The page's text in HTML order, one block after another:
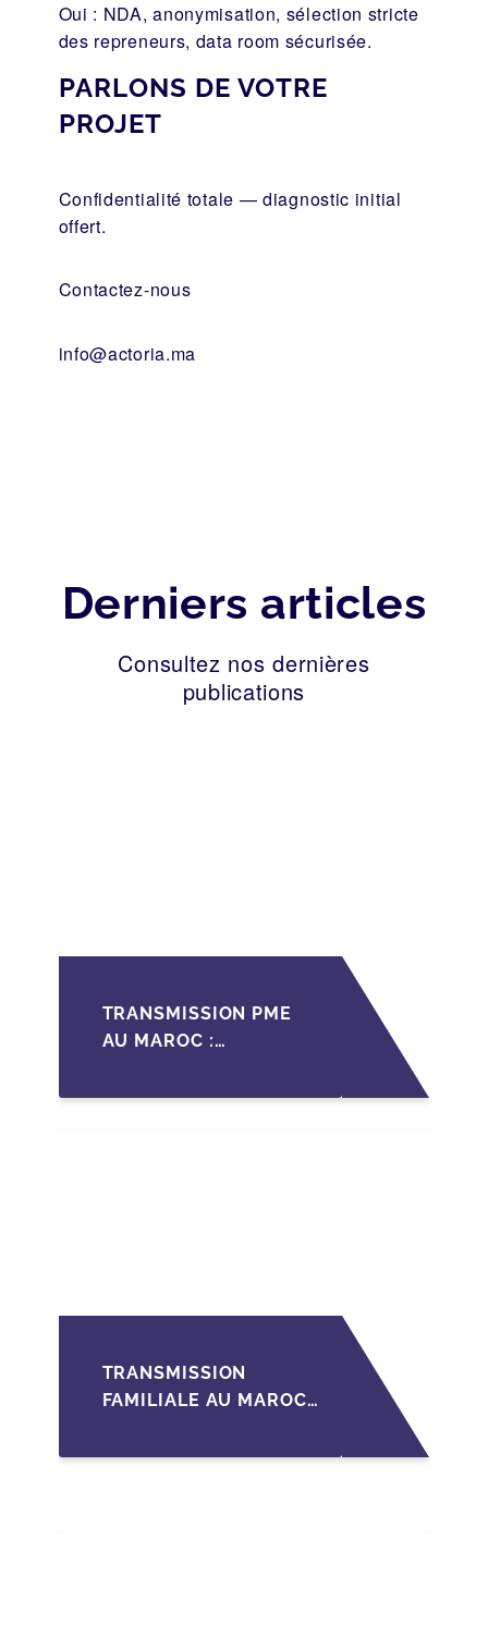
Oui : NDA, anonymisation, sélection stricte
des repreneurs, data room sécurisée.
PARLONS DE VOTRE
PROJET
Confidentialité totale — diagnostic initial
offert.
Contactez-nous
info@actoria.ma
Derniers articles
Consultez nos dernières
publications
TRANSMISSION PME
AU MAROC :
POUR LES
TRANSMISSION
FAMILIALE AU MAROC :
GOUVERNANCE POUR